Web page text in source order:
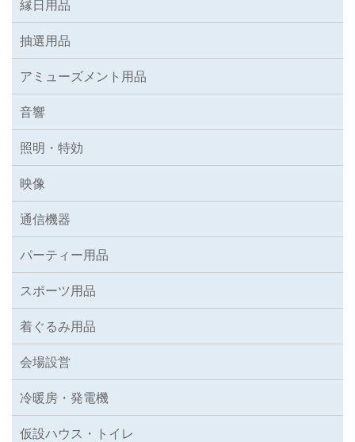
縁日用品
抽選用品
アミューズメント用品
音響
照明・特効
映像
通信機器
パーティー用品
スポーツ用品
着ぐるみ用品
会場設営
冷暖房・発電機
仮設ハウス・トイレ